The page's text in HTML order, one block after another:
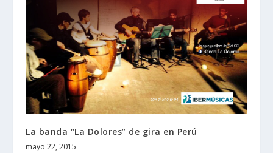
La banda “La Dolores” de gira en Perú
mayo 22, 2015